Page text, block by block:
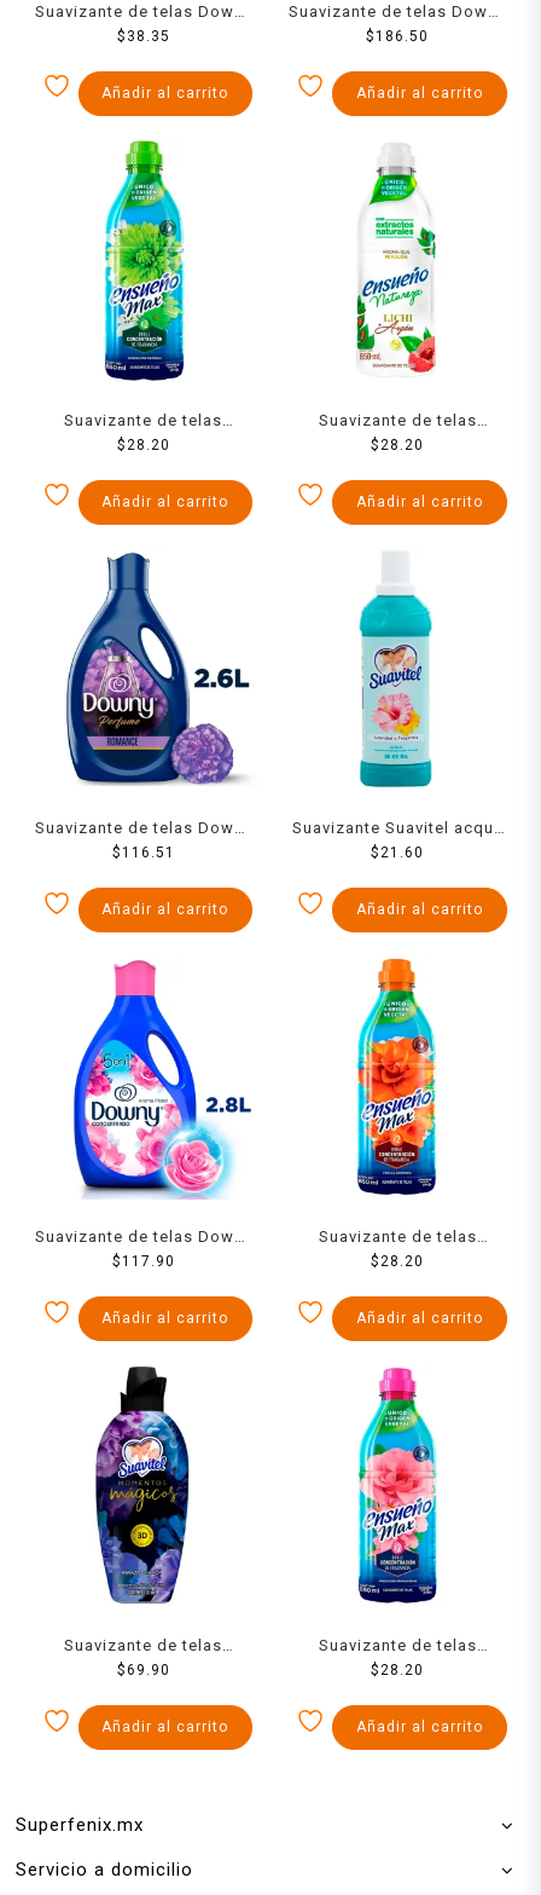
Suavizante de telas Downy
Romance perfume líquido
$ 38.35
Añadir al carrito
Suavizante de telas Downy
Amanecer aroma fresco
$186.50
Añadir al carrito
Suavizante de telas
Ensueño Max sensación
$ 28.20
Añadir al carrito
Suavizante de telas
Ensueño Natureza lichi +
$ 28.20
Añadir al carrito
Suavizante de telas Downy
Romance líquido
$116.51
Añadir al carrito
Suavizante Suavitel acqua
700 ml
$21.60
Añadir al carrito
Suavizante de telas Downy
floral 2.8 l
$117.90
Añadir al carrito
Suavizante de telas
Ensueño Max fresca
$28.20
Añadir al carrito
Suavizante de telas
Suavitel momentos
1.3 l
$69.90
Añadir al carrito
Suavizante de telas
Ensueño zero enjuague
$28.20
Añadir al carrito
Superfenix.mx
Servicio a domicilio